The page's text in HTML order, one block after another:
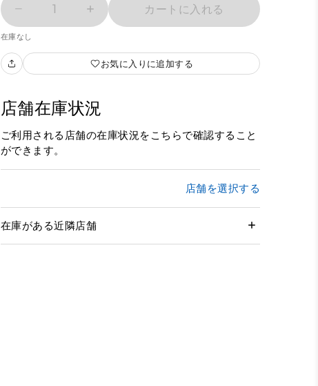
1 カートに入れる
在庫なし
お気に入りに追加する
店舗在庫状況
ご利用される店舗の在庫状況をこちらで確認すること
ができます。
店舗を選択する
在庫がある近隣店舗